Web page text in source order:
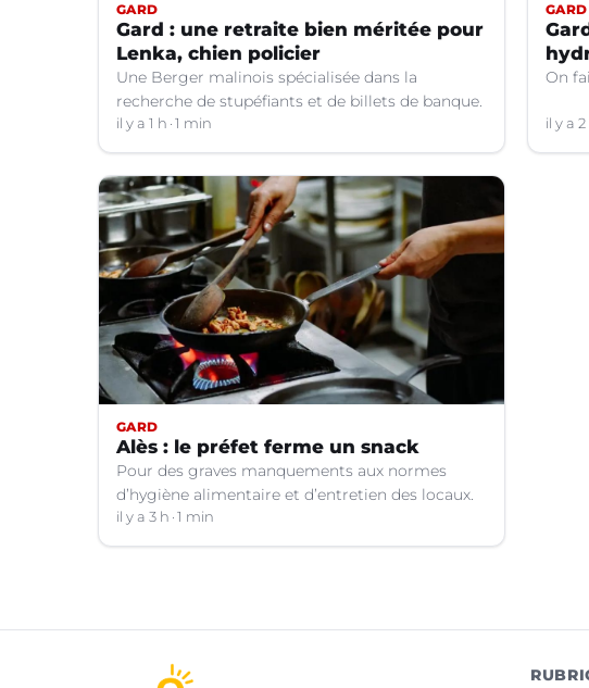
GARD
Gard : une retraite bien méritée pour
Lenka, chien policier
Une Berger malinois spécialisée dans la
recherche de stupéfiants et de billets de banque.
il y a 1 h 1 min
GARD
On
il y a 2
GARD
Alès : le préfet ferme un snack
Pour des graves manquements aux normes
d’hygiène alimentaire et d’entretien des locaux.
il y a 3 h 1 min